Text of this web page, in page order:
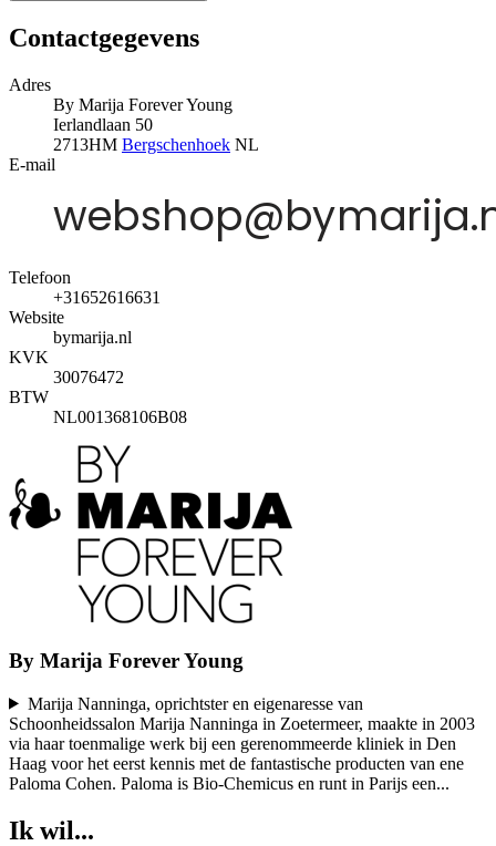
Contactgegevens
Adres
By Marija Forever Young
Ierlandlaan 50
2713HM Bergschenhoek NL
E-mail
Telefoon
+31652616631
Website
bymarija.nl
KVK
30076472
BTW
NL001368106B08
By Marija Forever Young
Marija Nanninga, oprichtster en eigenaresse van
Schoonheidssalon Marija Nanninga in Zoetermeer, maakte in 2003
via haar toenmalige werk bij een gerenommeerde kliniek in Den
Haag voor het eerst kennis met de fantastische producten van ene
Paloma Cohen. Paloma is Bio-Chemicus en runt in Parijs een...
Ik wil...